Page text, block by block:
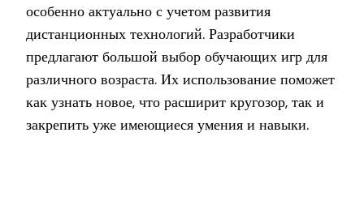
особенно актуально с учетом развития
дистанционных технологий. Разработчики
предлагают большой выбор обучающих игр для
различного возраста. Их использование поможет
как узнать новое, что расширит кругозор, так и
закрепить уже имеющиеся умения и навыки.